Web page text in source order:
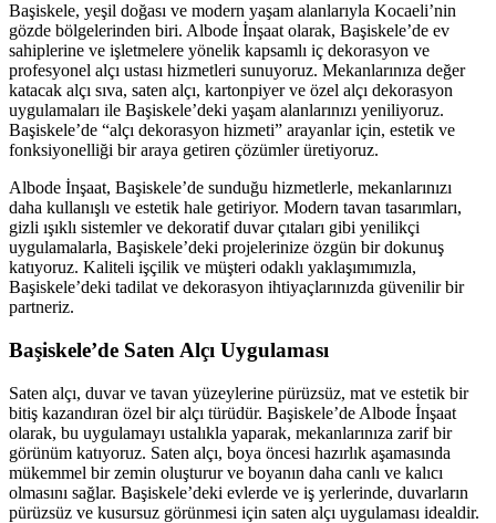
Başiskele, yeşil doğası ve modern yaşam alanlarıyla Kocaeli’nin
gözde bölgelerinden biri. Albode İnşaat olarak, Başiskele’de ev
sahiplerine ve işletmelere yönelik kapsamlı iç dekorasyon ve
profesyonel alçı ustası hizmetleri sunuyoruz. Mekanlarınıza değer
katacak alçı sıva, saten alçı, kartonpiyer ve özel alçı dekorasyon
uygulamaları ile Başiskele’deki yaşam alanlarınızı yeniliyoruz.
Başiskele’de “alçı dekorasyon hizmeti” arayanlar için, estetik ve
fonksiyonelliği bir araya getiren çözümler üretiyoruz.
Albode İnşaat, Başiskele’de sunduğu hizmetlerle, mekanlarınızı
daha kullanışlı ve estetik hale getiriyor. Modern tavan tasarımları,
gizli ışıklı sistemler ve dekoratif duvar çıtaları gibi yenilikçi
uygulamalarla, Başiskele’deki projelerinize özgün bir dokunuş
katıyoruz. Kaliteli işçilik ve müşteri odaklı yaklaşımımızla,
Başiskele’deki tadilat ve dekorasyon ihtiyaçlarınızda güvenilir bir
partneriz.
Başiskele’de Saten Alçı Uygulaması
Saten alçı, duvar ve tavan yüzeylerine pürüzsüz, mat ve estetik bir
bitiş kazandıran özel bir alçı türüdür. Başiskele’de Albode İnşaat
olarak, bu uygulamayı ustalıkla yaparak, mekanlarınıza zarif bir
görünüm katıyoruz. Saten alçı, boya öncesi hazırlık aşamasında
mükemmel bir zemin oluşturur ve boyanın daha canlı ve kalıcı
olmasını sağlar. Başiskele’deki evlerde ve iş yerlerinde, duvarların
pürüzsüz ve kusursuz görünmesi için saten alçı uygulaması idealdir.